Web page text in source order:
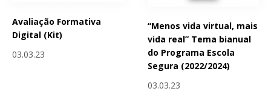
Avaliação Formativa
Digital (Kit)
03.03.23
“Menos vida virtual, mais
vida real” Tema bianual
do Programa Escola
Segura (2022/2024)
03.03.23